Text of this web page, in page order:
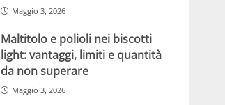
Maggio 3, 2026
Maltitolo e polioli nei biscotti
light: vantaggi, limiti e quantità
da non superare
Maggio 3, 2026